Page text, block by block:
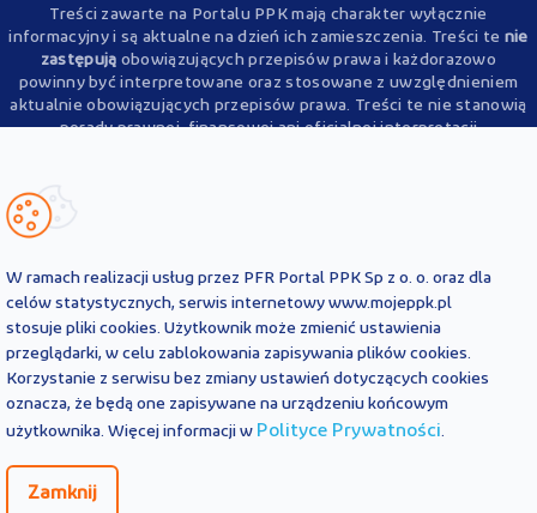
Treści zawarte na Portalu PPK mają charakter wyłącznie
informacyjny i są aktualne na dzień ich zamieszczenia. Treści te nie
zastępują obowiązujących przepisów prawa i każdorazowo
powinny być interpretowane oraz stosowane z uwzględnieniem
aktualnie obowiązujących przepisów prawa. Treści te nie stanowią
porady prawnej, finansowej ani oficjalnej interpretacji
powstania jakichkolwiek szkód, wynikających lub pozostających w
związku z treściami zamieszczonymi na Portalu PPK. W przypadku
jakichkolwiek wątpliwości co do treści umieszczonych na Portalu
obowiązujących przepisów prawa, należy skorzystać z pomocy
podmiotów świadczących zawodowo pomoc prawną.
W ramach realizacji usług przez PFR Portal PPK Sp z o. o. oraz dla
celów statystycznych, serwis internetowy www.mojeppk.pl
stosuje pliki cookies. Użytkownik może zmienić ustawienia
przeglądarki, w celu zablokowania zapisywania plików cookies.
Korzystanie z serwisu bez zmiany ustawień dotyczących cookies
oznacza, że będą one zapisywane na urządzeniu końcowym
użytkownika. Więcej informacji w Polityce Prywatności.
Zamknij